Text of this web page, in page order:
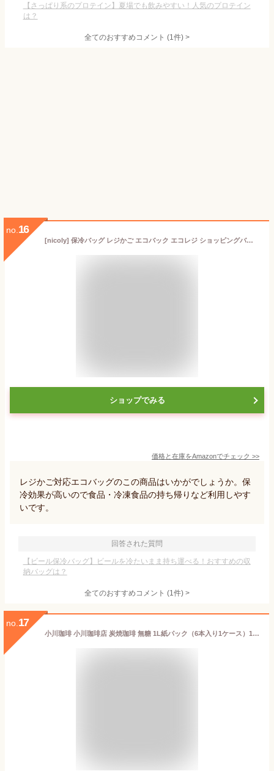
【さっぱり系のプロテイン】夏場でも飲みやすい！人気のプロテイン
は？
全てのおすすめコメント (1件) >
no. 16
[nicoly] 保冷バッグ レジかご エコバック エコレジ ショッピングバッグ 26L (ネイビー)
ショップでみる
価格と在庫をAmazonでチェック >>
レジかご対応エコバッグのこの商品はいかがでしょうか。保
冷効果が高いので食品・冷凍食品の持ち帰りなど利用しやす
いです。
回答された質問
【ビール保冷バッグ】ビールを冷たいまま持ち運べる！おすすめの収
納バッグは？
全てのおすすめコメント (1件) >
no. 17
小川珈琲 小川珈琲店 炭焼珈琲 無糖 1L紙パック（6本入り1ケース）1000ml ブラックアイス珈琲 アイスコーヒー ※ご注文いただいてから4日～14日の間に発送いたします。/ot/